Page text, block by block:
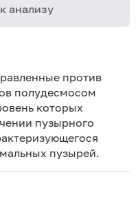
анализу
против
полудесмосом
которых
пузырного
пузырей.